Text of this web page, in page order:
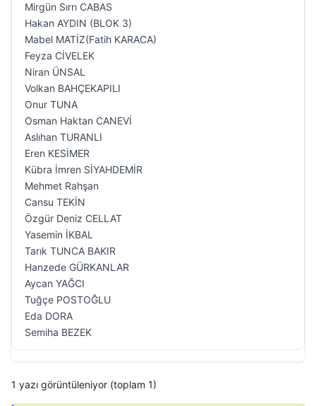
Mirgün Sırrı CABAS
Hakan AYDIN (BLOK 3)
Mabel MATİZ(Fatih KARACA)
Feyza CİVELEK
Niran ÜNSAL
Volkan BAHÇEKAPILI
Onur TUNA
Osman Haktan CANEVİ
Aslıhan TURANLI
Eren KESİMER
Kübra İmren SİYAHDEMİR
Mehmet Rahşan
Cansu TEKİN
Özgür Deniz CELLAT
Yasemin İKBAL
Tarık TUNCA BAKIR
Hanzede GÜRKANLAR
Aycan YAĞCI
Tuğçe POSTOĞLU
Eda DORA
Semiha BEZEK
1 yazı görüntüleniyor (toplam 1)